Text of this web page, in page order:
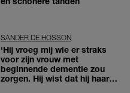
SANDER DE HOSSON
'Hij vroeg mij wie er straks
voor zijn vrouw met
beginnende dementie zou
zorgen. Hij wist dat hij haar